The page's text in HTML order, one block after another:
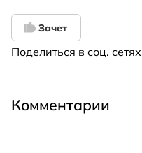
Зачет
Поделиться в соц. сетях
Комментарии